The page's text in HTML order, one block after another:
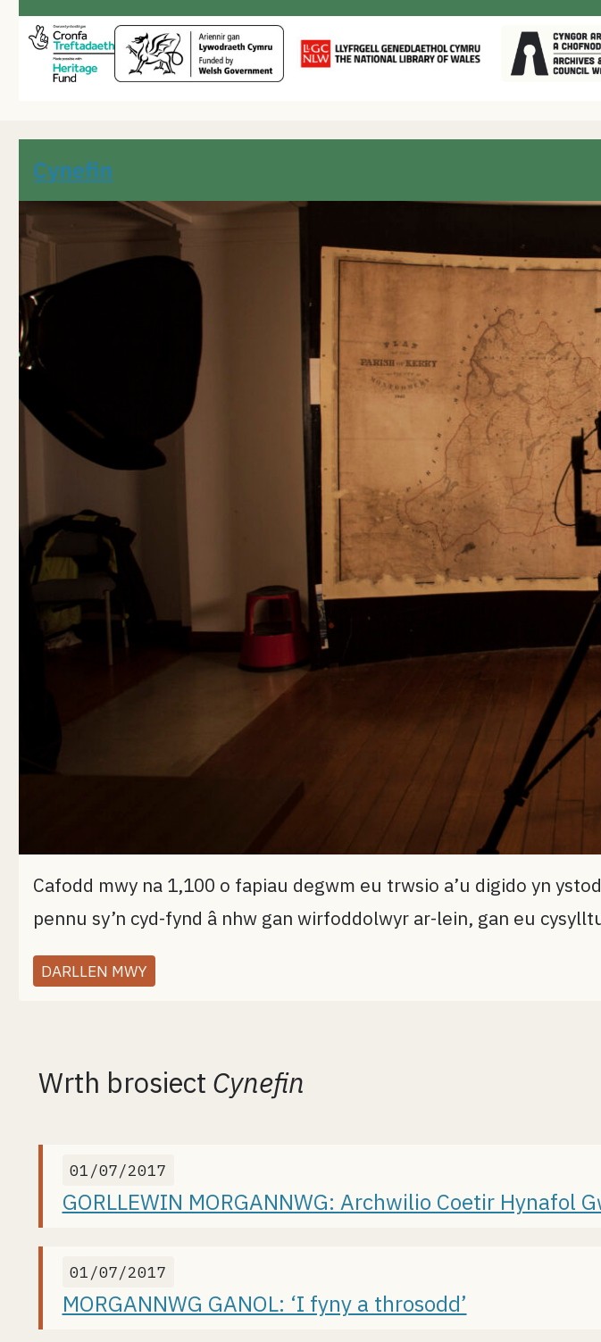
Cynefin
Cafodd mwy na 1,100 o fapiau degwm eu trwsio a’u digido yn
pennu sy’n cyd-fynd â nhw gan wirfoddolwyr ar-lein, gan eu
DARLLEN MWY
Wrth brosiect Cynefin
01/07/2017
GORLLEWIN MORGANNWG: Archwilio Coetir Hynafol
01/07/2017
MORGANNWG GANOL: ‘I fyny a throsodd’